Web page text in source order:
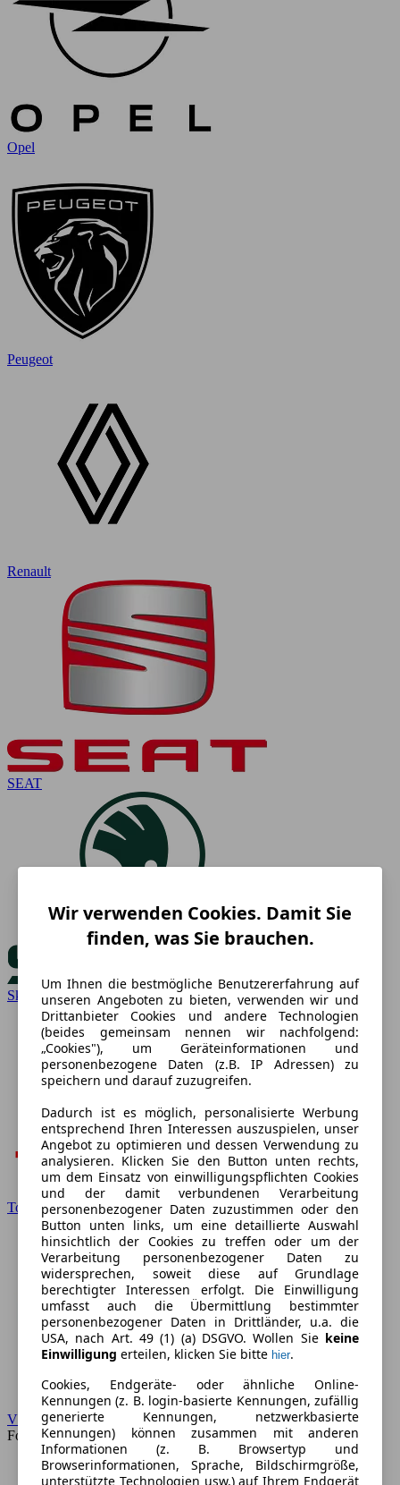
Opel
Peugeot
Renault
SEAT
Skoda
Toyota
VW
Forum
Wir verwenden Cookies. Damit Sie
finden, was Sie brauchen.
Um Ihnen die bestmögliche Benutzererfahrung auf
unseren Angeboten zu bieten, verwenden wir und
Drittanbieter Cookies und andere Technologien
(beides gemeinsam nennen wir nachfolgend:
„Cookies"), um Geräteinformationen und
personenbezogene Daten (z.B. IP Adressen) zu
speichern und darauf zuzugreifen.
Dadurch ist es möglich, personalisierte Werbung
entsprechend Ihren Interessen auszuspielen, unser
Angebot zu optimieren und dessen Verwendung zu
analysieren. Klicken Sie den Button unten rechts,
um dem Einsatz von einwilligungspflichten Cookies
und der damit verbundenen Verarbeitung
personenbezogener Daten zuzustimmen oder den
Button unten links, um eine detaillierte Auswahl
hinsichtlich der Cookies zu treffen oder um der
Verarbeitung personenbezogener Daten zu
widersprechen, soweit diese auf Grundlage
berechtigter Interessen erfolgt. Die Einwilligung
umfasst auch die Übermittlung bestimmter
personenbezogener Daten in Drittländer, u.a. die
USA, nach Art. 49 (1) (a) DSGVO. Wollen Sie keine
Einwilligung erteilen, klicken Sie bitte hier.
Cookies, Endgeräte- oder ähnliche Online-
Kennungen (z. B. login-basierte Kennungen, zufällig
generierte Kennungen, netzwerkbasierte
Kennungen) können zusammen mit anderen
Informationen (z. B. Browsertyp und
Browserinformationen, Sprache, Bildschirmgröße,
unterstützte Technologien usw.) auf Ihrem Endgerät